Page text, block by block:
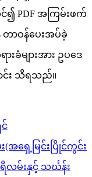
၍ PDF အကြမ်းဖက်
တာဝန်ပေးအပ်ခဲ့
များအား ဥပဒေ
င်း သိရသည်။
င်
ရှေ့မြင်းပြိုင်ကွင်း
မ်းနှင့် သင်္ဃန်း